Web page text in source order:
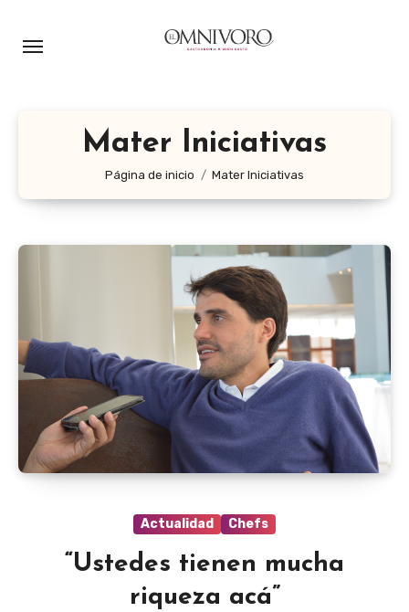
Mater Iniciativas
Página de inicio Mater Iniciativas
Actualidad Chefs
“Ustedes tienen mucha
riqueza acá”